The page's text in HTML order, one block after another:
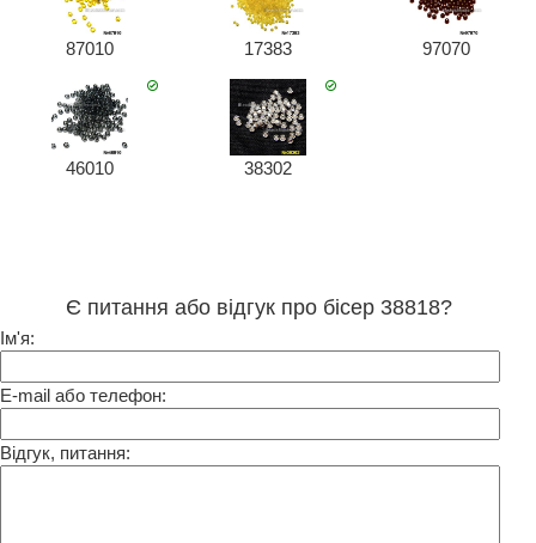
87010 17383 97070
46010 38302
Є питання або відгук про бісер 38818?
Ім'я:
E-mail або телефон:
Відгук, питання: